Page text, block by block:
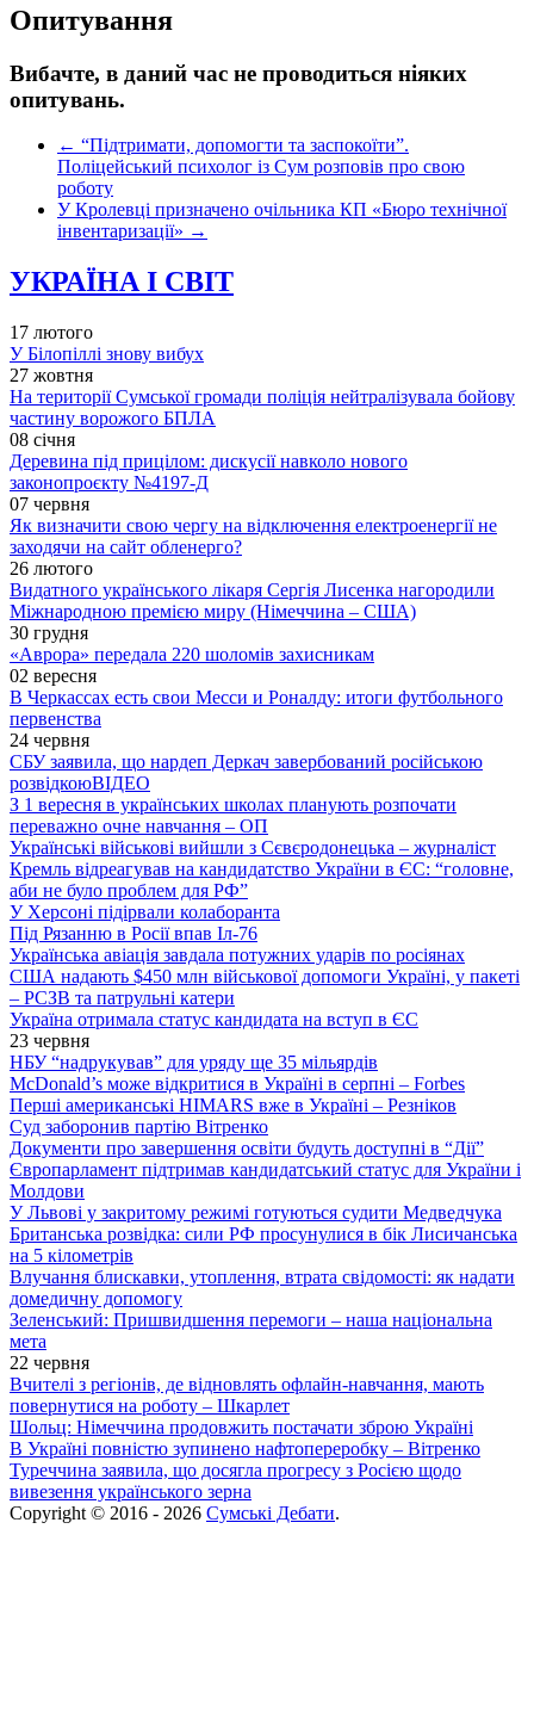
Опитування
Вибачте, в даний час не проводиться ніяких
опитувань.
← “Підтримати, допомогти та заспокоїти”.
Поліцейський психолог із Сум розповів про свою
роботу
У Кролевці призначено очільника КП «Бюро технічної
інвентаризації» →
УКРАЇНА І СВІТ
17 лютого
У Білопіллі знову вибух
27 жовтня
На території Сумської громади поліція нейтралізувала бойову
частину ворожого БПЛА
08 січня
Деревина під прицілом: дискусії навколо нового
законопроєкту №4197-Д
07 червня
Як визначити свою чергу на відключення електроенергії не
заходячи на сайт обленерго?
26 лютого
Видатного українського лікаря Сергія Лисенка нагородили
Міжнародною премією миру (Німеччина – США)
30 грудня
«Аврора» передала 220 шоломів захисникам
02 вересня
В Черкассах есть свои Месси и Роналду: итоги футбольного
первенства
24 червня
СБУ заявила, що нардеп Деркач завербований російською
розвідкоюВІДЕО
З 1 вересня в українських школах планують розпочати
переважно очне навчання – ОП
Українські військові вийшли з Сєвєродонецька – журналіст
Кремль відреагував на кандидатство України в ЄС: “головне,
аби не було проблем для РФ”
У Херсоні підірвали колаборанта
Під Рязанню в Росії впав Іл-76
Українська авіація завдала потужних ударів по росіянах
США надають $450 млн військової допомоги Україні, у пакеті
– РСЗВ та патрульні катери
Україна отримала статус кандидата на вступ в ЄС
23 червня
НБУ “надрукував” для уряду ще 35 мільярдів
McDonald’s може відкритися в Україні в серпні – Forbes
Перші американські HIMARS вже в Україні – Резніков
Суд заборонив партію Вітренко
Документи про завершення освіти будуть доступні в “Дії”
Європарламент підтримав кандидатський статус для України і
Молдови
У Львові у закритому режимі готуються судити Медведчука
Британська розвідка: сили РФ просунулися в бік Лисичанська
на 5 кілометрів
Влучання блискавки, утоплення, втрата свідомості: як надати
домедичну допомогу
Зеленський: Пришвидшення перемоги – наша національна
мета
22 червня
Вчителі з регіонів, де відновлять офлайн-навчання, мають
повернутися на роботу – Шкарлет
Шольц: Німеччина продовжить постачати зброю Україні
В Україні повністю зупинено нафтопереробку – Вітренко
Туреччина заявила, що досягла прогресу з Росією щодо
вивезення українського зерна
Copyright © 2016 - 2026 Сумські Дебати.